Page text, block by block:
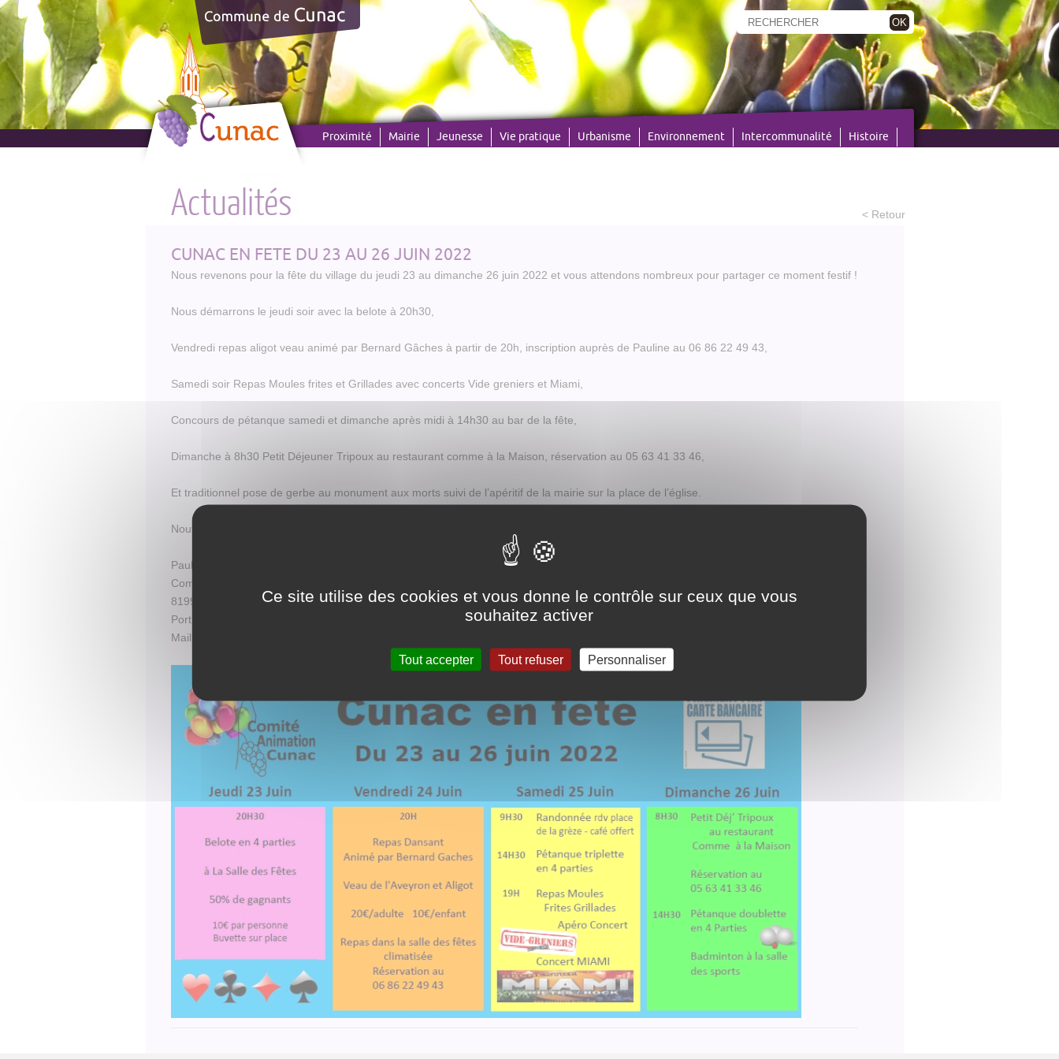
Proximité Mairie Jeunesse Vie pratique Urbanisme Environnement Intercommunalité Histoire
OK
Actualités < Retour
CUNAC EN FETE DU 23 AU 26 JUIN 2022
Nous revenons pour la fête du village du jeudi 23 au dimanche 26 juin 2022 et vous attendons nombreux pour partager ce moment festif !
Nous démarrons le jeudi soir avec la belote à 20h30,
Vendredi repas aligot veau animé par Bernard Gâches à partir de 20h, inscription auprès de Pauline au 06 86 22 49 43,
Samedi soir Repas Moules frites et Grillades avec concerts Vide greniers et Miami,
Concours de pétanque samedi et dimanche après midi à 14h30 au bar de la fête,
Dimanche à 8h30 Petit Déjeuner Tripoux au restaurant comme à la Maison, réservation au 05 63 41 33 46,
Et traditionnel pose de gerbe au monument aux morts suivi de l’apéritif de la mairie sur la place de l’église.
Nouveauté cette année nous prenons le paiement par carte bancaire.
Pauline Bourgy
Comité d’Animation de Cunac
81990 CUNAC
Port : 06 86 22 49 43
Mail : pbourgy@gmail.com
Panneau de gestion des cookies
Ce site utilise des cookies et vous donne le contrôle sur ceux que vous
souhaitez activer
Tout accepter Tout refuser Personnaliser